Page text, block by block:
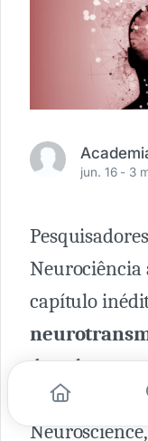
jun. 16 - 3
Neurociência
capítulo
descoberta,
publicação